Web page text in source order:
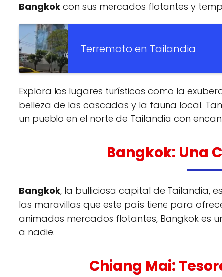
Bangkok con sus mercados flotantes y
Terremoto en Tailandia
Explora los lugares turísticos como la
belleza de las cascadas y la fauna local.
un pueblo en el norte de Tailandia con
Bangkok: Una
Bangkok, la bulliciosa capital de Tailandia,
las maravillas que este país tiene para
animados mercados flotantes, Bangkok es
a nadie.
Chiang Mai: